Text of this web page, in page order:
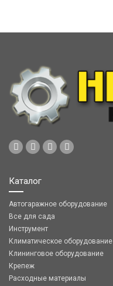
Каталог
Автогаражное оборудование
Все для сада
Инструмент
Климатическое оборудование
Клининговое оборудование
Крепеж
Расходные материалы